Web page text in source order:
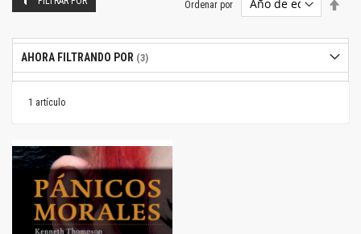
1 artículo
Ordenar por
AHORA FILTRANDO POR